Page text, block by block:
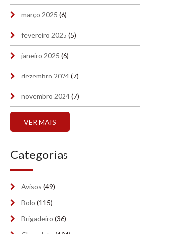
março 2025 (6)
fevereiro 2025 (5)
janeiro 2025 (6)
dezembro 2024(7)
novembro 2024(7)
(7)
agosto 2024(2)
junho 2024
maio 2024 (7)
VER MAIS
Categorias
Avisos (49)
Bolo (115)
Brigadeiro (36)